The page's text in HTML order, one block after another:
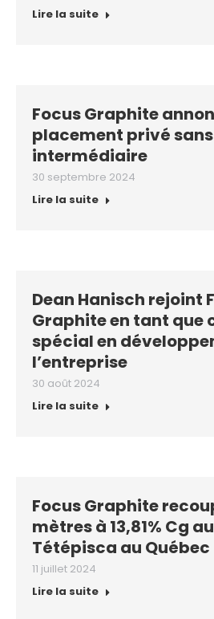
Lire la suite
Focus Graphite
placement privé sans
intermédiaire
30 septembre 2024
Lire la suite
Dean Hanisch rejoint
Graphite en tant que
spécial en
l’entreprise
30 août 2024
Lire la suite
Focus Graphite
mètres à 13,81% Cg
Tétépisca au Québec
11 juillet 2024
Lire la suite